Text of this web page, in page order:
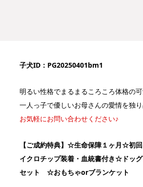
子犬ID：PG20250401bm1
明るい性格でまるまるころころ体格の
一人っ子で優しいお母さんの愛情を独
お気軽にお問い合わせください♪
【ご成約特典】 ☆生命保障１ヶ月☆初回
イクロチップ装着・血統書付き☆ドッグ
セット ☆おもちゃorブランケット